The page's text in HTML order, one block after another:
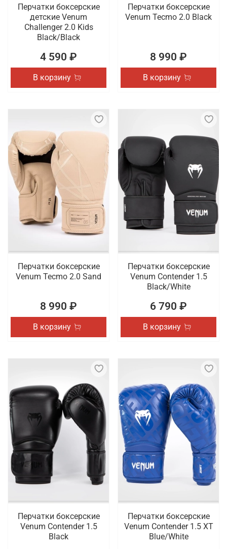
Перчатки боксерские
детские Venum
Challenger 2.0 Kids
Black/Black
4 590 ₽
В корзину
Перчатки боксерские
Venum Tecmo 2.0 Black
8 990 ₽
В корзину
Перчатки боксерские
Venum Tecmo 2.0 Sand
8 990 ₽
В корзину
Перчатки боксерские
Venum Contender 1.5
Black/White
6 790 ₽
В корзину
Перчатки боксерские
Venum Contender 1.5
Black
Перчатки боксерские
Venum Contender 1.5 XT
Blue/White